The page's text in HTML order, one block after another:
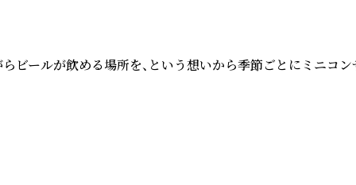
ルが飲める場所を、という想いから季節ごとにミ